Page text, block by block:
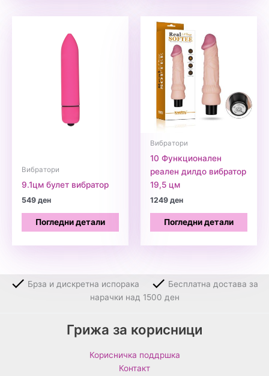
Вибратори
9.1цм булет вибратор
549ден
Погледни детали
Вибратори
10 Функционален
реален дилдо вибратор
19,5 цм
1249ден
Погледни детали
Брза и дискретна испорака
Бесплатна достава за
нарачки над 1500 ден
Грижа за корисници
Корисничка поддршка
Контакт